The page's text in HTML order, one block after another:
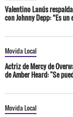
Valentino Lanús
con Johnny Depp: “Es un
Movida Local
Actriz de Mercy de
de Amber Heard: "Se
Movida Local